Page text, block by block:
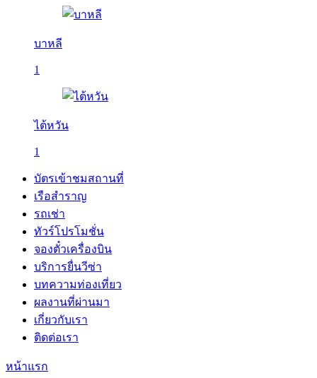
บาหลี
1
ไต้หวัน
1
บัตรเข้าชมสถานที่
เรือสำราญ
รถเช่า
ทัวร์โปรโมชั่น
จองตั๋วเครื่องบิน
บริการยื่นวีซ่า
บทความท่องเที่ยว
ผลงานที่ผ่านมา
เกี่ยวกับเรา
ติดต่อเรา
หน้าแรก